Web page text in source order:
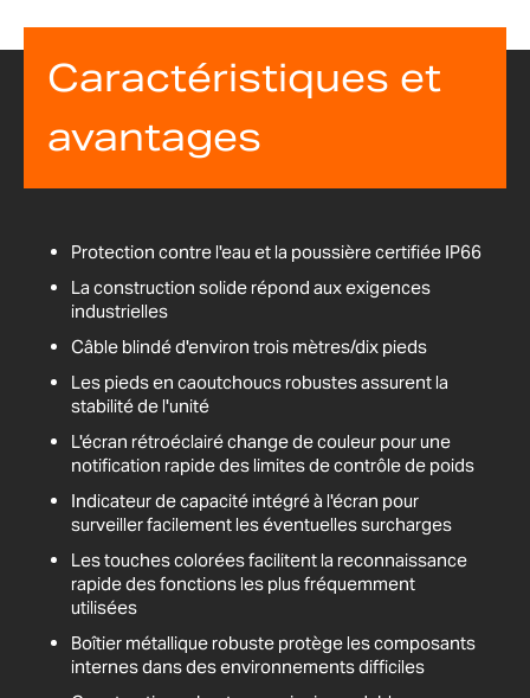
Caractéristiques et
avantages
Protection contre l'eau et la poussière certifiée IP66
La construction solide répond aux exigences
industrielles
Câble blindé d'environ trois mètres/dix pieds
Les pieds en caoutchoucs robustes assurent la
stabilité de l'unité
L'écran rétroéclairé change de couleur pour une
notification rapide des limites de contrôle de poids
Indicateur de capacité intégré à l'écran pour
surveiller facilement les éventuelles surcharges
Les touches colorées facilitent la reconnaissance
rapide des fonctions les plus fréquemment
utilisées
Boîtier métallique robuste protège les composants
internes dans des environnements difficiles